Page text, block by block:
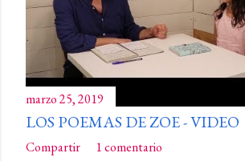
marzo 25, 2019
LOS POEMAS DE ZOE - VIDEO
Compartir 1 comentario